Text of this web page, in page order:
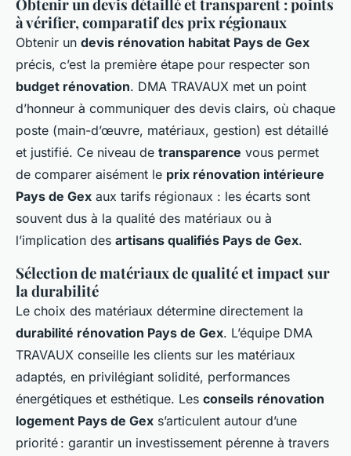
Obtenir un devis détaillé et transparent : points
à vérifier, comparatif des prix régionaux
Obtenir un devis rénovation habitat Pays de Gex
précis, c’est la première étape pour respecter son
budget rénovation. DMA TRAVAUX met un point
d’honneur à communiquer des devis clairs, où chaque
poste (main-d’œuvre, matériaux, gestion) est détaillé
et justifié. Ce niveau de transparence vous permet
de comparer aisément le prix rénovation intérieure
Pays de Gex aux tarifs régionaux : les écarts sont
souvent dus à la qualité des matériaux ou à
l’implication des artisans qualifiés Pays de Gex.
Sélection de matériaux de qualité et impact sur
la durabilité
Le choix des matériaux détermine directement la
durabilité rénovation Pays de Gex. L’équipe DMA
TRAVAUX conseille les clients sur les matériaux
adaptés, en privilégiant solidité, performances
énergétiques et esthétique. Les conseils rénovation
logement Pays de Gex s’articulent autour d’une
priorité : garantir un investissement pérenne à travers